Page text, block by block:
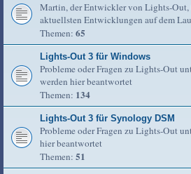
Martin, der Entwickler von Lights-Out,
aktuellsten Entwicklungen auf dem
Themen: 65
Lights-Out 3 für Windows
Probleme oder Fragen zu Lights-Out
werden hier beantwortet
Themen: 134
Lights-Out 3 für Synology DSM
Probleme oder Fragen zu Lights-Out
hier beantwortet
Themen: 51